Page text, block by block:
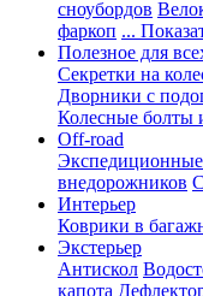
сноубордов
фаркоп ...
Полезное для
Секретки на
Дворники с
Колесные болты
Off-road
внедорожников
Интерьер
Коврики в
Экстерьер
Антискол
капота